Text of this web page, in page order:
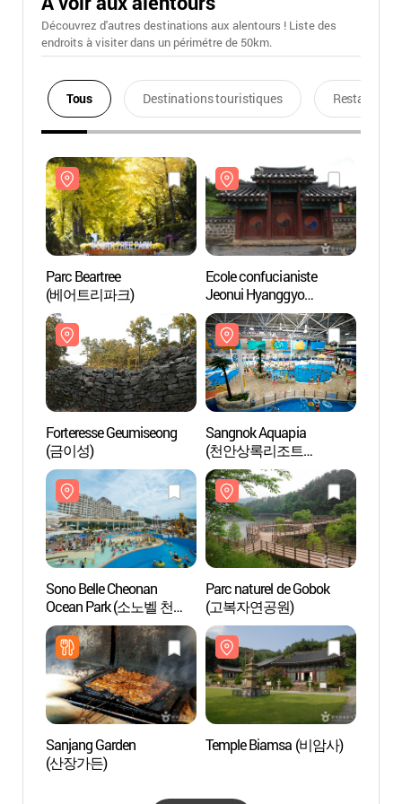
Découvrez d'autres destinations aux alentours ! Liste des
endroits à visiter dans un périmétre de 50km.
Tous Destinations touristiques Restaurants
Parc Beartree
(베어트리파크)
Ecole confucianiste
Jeonui Hyanggyo
(전의향교)
Forteresse Geumiseong
(금이성)
Sangnok Aquapia
(천안상록리조트
아쿠아피아)
Sono Belle Cheonan
Ocean Park (소노벨 천안
오션파크)
Parc naturel de Gobok
(고복자연공원)
Sanjang Garden
(산장가든)
Temple Biamsa (비암사)